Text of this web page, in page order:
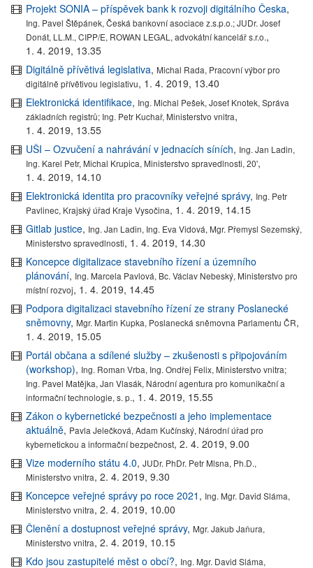
Projekt SONIA – příspěvek bank k rozvoji digitálního Česka,
Ing. Pavel Štěpánek, Česká bankovní asociace z.s.p.o.; JUDr. Josef
Donát, LL.M., CIPP/E, ROWAN LEGAL, advokátní kancelář s.r.o.,
1. 4. 2019, 13.35
Digitálně přívětivá legislativa, Michal Rada, Pracovní výbor pro
digitálně přívětivou legislativu, 1. 4. 2019, 13.40
Elektronická identifikace, Ing. Michal Pešek, Josef Knotek, Správa
základních registrů; Ing. Petr Kuchař, Ministerstvo vnitra,
1. 4. 2019, 13.55
UŠI – Ozvučení a nahrávání v jednacích síních, Ing. Jan Ladin,
Ing. Karel Petr, Michal Krupica, Ministerstvo spravedlnosti, 20',
1. 4. 2019, 14.10
Elektronická identita pro pracovníky veřejné správy, Ing. Petr
Pavlinec, Krajský úřad Kraje Vysočina, 1. 4. 2019, 14.15
Gitlab justice, Ing. Jan Ladin, Ing. Eva Vidová, Mgr. Přemysl Sezemský,
Ministerstvo spravedlnosti, 1. 4. 2019, 14.30
Koncepce digitalizace stavebního řízení a územního
plánování, Ing. Marcela Pavlová, Bc. Václav Nebeský, Ministerstvo pro
místní rozvoj, 1. 4. 2019, 14.45
Podpora digitalizaci stavebního řízení ze strany Poslanecké
sněmovny, Mgr. Martin Kupka, Poslanecká sněmovna Parlamentu ČR,
1. 4. 2019, 15.05
Portál občana a sdílené služby – zkušenosti s připojováním
(workshop), Ing. Roman Vrba, Ing. Ondřej Felix, Ministerstvo vnitra;
Ing. Pavel Matějka, Jan Vlasák, Národní agentura pro komunikační a
informační technologie, s. p., 1. 4. 2019, 15.55
Zákon o kybernetické bezpečnosti a jeho implementace
aktuálně, Pavla Jelečková, Adam Kučínský, Národní úřad pro
kybernetickou a informační bezpečnost,2. 4. 2019, 9.00
Vize moderního státu 4.0,JUDr. PhDr. Petr Mlsna, Ph.D.,
Ministerstvo vnitra,2. 4. 2019, 9.30
Koncepce veřejné správy po roce 2021 , Ing. Mgr. David Sláma,
Ministerstvo vnitra,2. 4. 2019, 10.00
Členění a dostupnost veřejné správy, Mgr. Jakub Jaňura,
Ministerstvo vnitra,2. 4. 2019, 10.15
Kdo jsou zastupitelé měst o obcí?, Ing. Mgr. David Sláma,